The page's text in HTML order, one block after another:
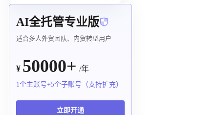
AI全托管专业版
适合多人外贸团队、内贸转型用户
¥ 50000+ /年
1个主账号+5个子账号（支持扩充）
立即开通